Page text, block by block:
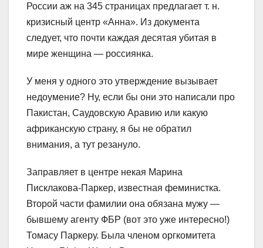
России аж на 345 страницах предлагает т. н.
кризисный центр «Анна». Из документа
следует, что почти каждая десятая убитая в
мире женщина — россиянка.
У меня у одного это утверждение вызывает
недоумение? Ну, если бы они это написали про
Пакистан, Саудовскую Аравию или какую
африканскую страну, я бы не обратил
внимания, а тут резануло.
Заправляет в центре некая Марина
Писклакова-Паркер, известная феминистка.
Второй части фамилии она обязана мужу —
бывшему агенту ФБР (вот это уже интересно!)
Томасу Паркеру. Была членом оргкомитета